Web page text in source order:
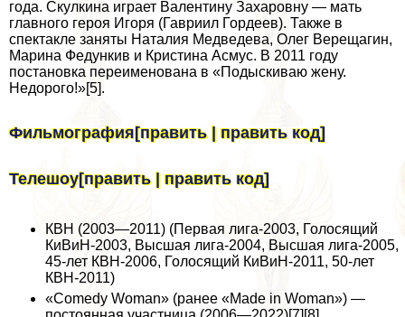
года. Скулкина играет Валентину Захаровну — мать
главного героя Игоря (Гавриил Гордеев). Также в
спектакле заняты Наталия Медведева, Олег Верещагин,
Марина Федункив и Кристина Асмус. В 2011 году
постановка переименована в «Подыскиваю жену.
Недорого!»[5].
Фильмография[править | править код]
Телешоу[править | править код]
КВН (2003—2011) (Первая лига-2003, Голосящий
КиВиН-2003, Высшая лига-2004, Высшая лига-2005,
45-лет КВН-2006, Голосящий КиВиН-2011, 50-лет
КВН-2011)
«Comedy Woman» (ранее «Made in Woman») —